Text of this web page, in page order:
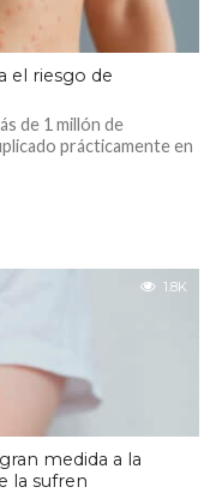
el riesgo de
de 1 millón de
prácticamente en
1.8K
medida a la
la sufren